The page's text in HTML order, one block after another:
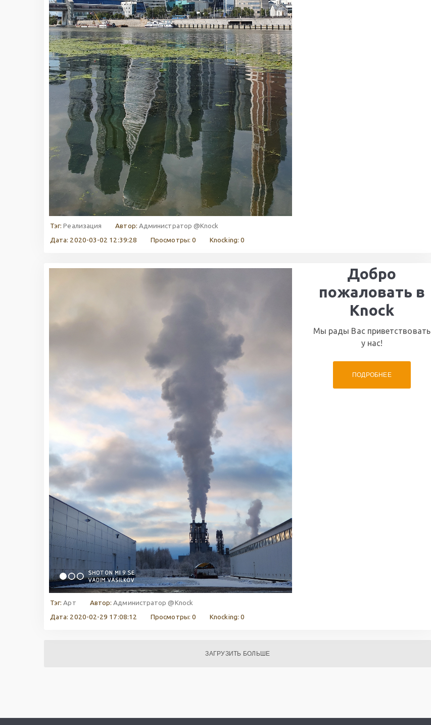
Тэг:Реализация Автор: Администратор @Knock
Дата: 2020-03-02 12:39:28
Просмотры: 0 Knocking: 0
Тэг:Арт Автор:Администратор @Knock
Дата: 2020-02-29 17:08:12
Просмотры: 0 Knocking: 0
Добро
пожаловать в
Knock
Мы рады Вас приветствовать
у нас!
ПОДРОБНЕЕ
ЗАГРУЗИТЬ БОЛЬШЕ